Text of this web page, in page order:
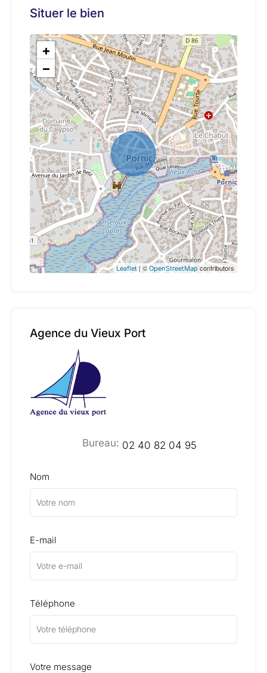
Situer le bien
+
−
Leaflet | © OpenStreetMapcontributors
Agence du Vieux Port
Bureau: 02 40 82 04 95
Nom
E-mail
Téléphone
Votre message